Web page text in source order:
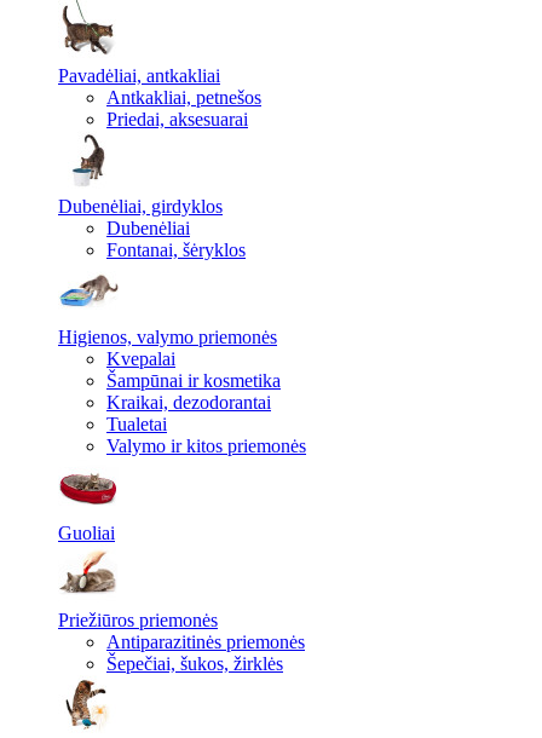
Pavadėliai, antkakliai
Antkakliai, petnešos
Priedai, aksesuarai
Dubenėliai, girdyklos
Dubenėliai
Fontanai, šėryklos
Higienos, valymo priemonės
Kvepalai
Šampūnai ir kosmetika
Kraikai, dezodorantai
Tualetai
Valymo ir kitos priemonės
Guoliai
Priežiūros priemonės
Antiparazitinės priemonės
Šepečiai, šukos, žirklės